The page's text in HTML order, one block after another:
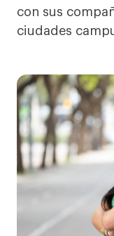
con sus
ciudades